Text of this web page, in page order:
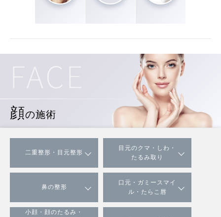
顔の施術
二重整形・目元整形
目元のクマ・しわ・
たるみ取り
鼻の整形
口元・ガミースマイ
ル・たらこ唇
小顔・顔のたるみ・